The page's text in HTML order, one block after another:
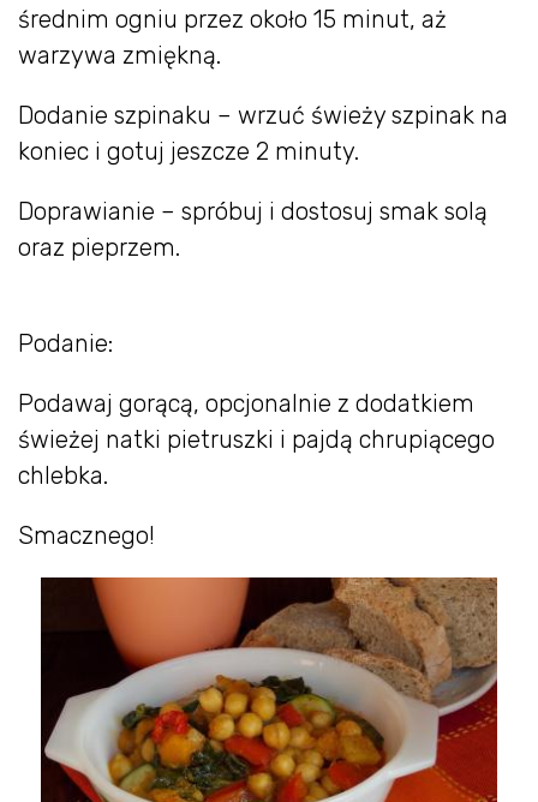
średnim ogniu przez około 15 minut, aż
warzywa zmiękną.
Dodanie szpinaku – wrzuć świeży szpinak na
koniec i gotuj jeszcze 2 minuty.
Doprawianie – spróbuj i dostosuj smak solą
oraz pieprzem.
Podanie:
Podawaj gorącą, opcjonalnie z dodatkiem
świeżej natki pietruszki i pajdą chrupiącego
chlebka.
Smacznego!